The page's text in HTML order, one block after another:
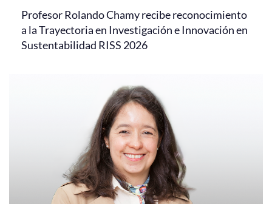
Profesor Rolando Chamy recibe reconocimiento
a la Trayectoria en Investigación e Innovación en
Sustentabilidad RISS 2026